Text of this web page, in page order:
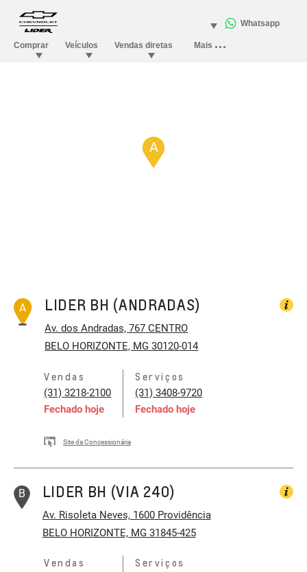
A
A LIDER BH (ANDRADAS)
Av. dos Andradas, 767 CENTRO
BELO HORIZONTE, MG 30120-014
Vendas
(31) 3218-2100
Fechado hoje
Serviços
(31) 3408-9720
Fechado hoje
Site da Concessionária
B LIDER BH (VIA 240)
Av. Risoleta Neves, 1600Providência
BELO HORIZONTE, MG 31845-425
Vendas Serviços